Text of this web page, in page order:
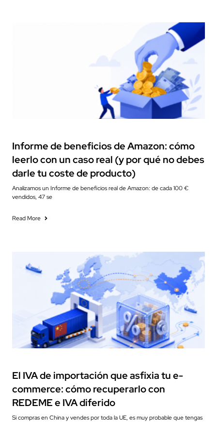
Informe de beneficios de Amazon: cómo
leerlo con un caso real (y por qué no debes
darle tu coste de producto)
Analizamos un Informe de beneficios real de Amazon: de cada 100 €
vendidos, 47 se
Read More
El IVA de importación que asfixia tu e-
commerce: cómo recuperarlo con
REDEME e IVA diferido
Si compras en China y vendes por toda la UE, es muy probable que tengas